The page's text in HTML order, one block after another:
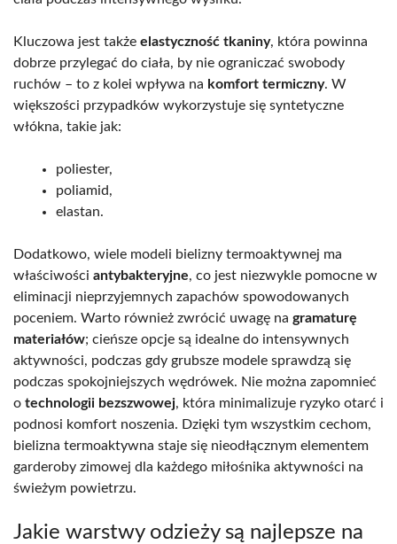
Kluczowa jest także elastyczność tkaniny, która powinna
dobrze przylegać do ciała, by nie ograniczać swobody
ruchów – to z kolei wpływa na komfort termiczny. W
większości przypadków wykorzystuje się syntetyczne
włókna, takie jak:
poliester,
poliamid,
elastan.
Dodatkowo, wiele modeli bielizny termoaktywnej ma
właściwości antybakteryjne, co jest niezwykle pomocne w
eliminacji nieprzyjemnych zapachów spowodowanych
poceniem. Warto również zwrócić uwagę na gramaturę
materiałów; cieńsze opcje są idealne do intensywnych
aktywności, podczas gdy grubsze modele sprawdzą się
podczas spokojniejszych wędrówek. Nie można zapomnieć
o technologii bezszwowej, która minimalizuje ryzyko otarć i
podnosi komfort noszenia. Dzięki tym wszystkim cechom,
bielizna termoaktywna staje się nieodłącznym elementem
garderoby zimowej dla każdego miłośnika aktywności na
świeżym powietrzu.
Jakie warstwy odzieży są najlepsze na